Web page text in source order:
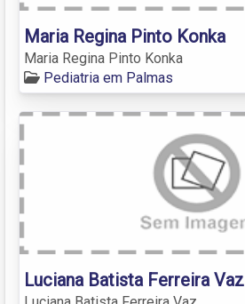
Maria Regina Pinto Konka
Maria Regina Pinto Konka
Pediatria em Palmas
Luciana Batista Ferreira Vaz